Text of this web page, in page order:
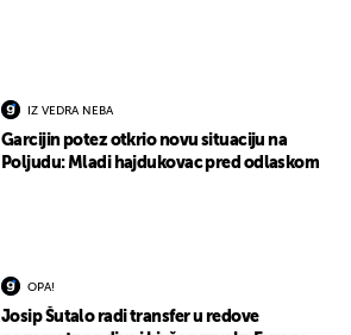
IZ VEDRA NEBA
Garcijin potez otkrio novu situaciju na
Poljudu: Mladi hajdukovac pred odlaskom
OPA!
Josip Šutalo radi transfer u redove